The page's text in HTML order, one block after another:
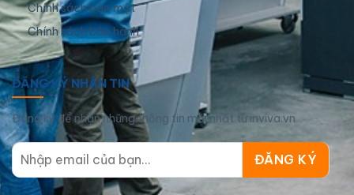
Chính sách bảo mật
Chính sách bảo hành
ĐĂNG KÝ NHẬN TIN
Đăng ký để nhận những thông tin mới nhất từ inviva.vn